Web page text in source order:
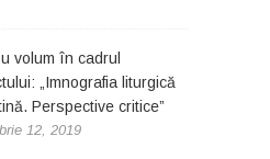
volum în cadrul
„Imnografia liturgică
Perspective critice”
12, 2019